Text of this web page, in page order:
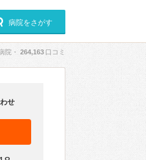
病院をさがす
院・ 264,163 口コミ
せ